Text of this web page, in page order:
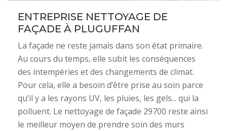
ENTREPRISE NETTOYAGE DE
FAÇADE À PLUGUFFAN
La façade ne reste jamais dans son état primaire.
Au cours du temps, elle subit les conséquences
des intempéries et des changements de climat.
Pour cela, elle a besoin d’être prise au soin parce
qu’il y a les rayons UV, les pluies, les gels... qui la
polluent. Le nettoyage de façade 29700 reste ainsi
le meilleur moyen de prendre soin des murs